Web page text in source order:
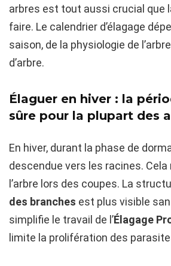
arbres est tout aussi crucial que
faire. Le calendrier d’élagage
saison, de la physiologie de
d’arbre.
Élaguer en hiver : la
sûre pour la plupart des
En hiver, durant la phase de
descendue vers les racines.
l’arbre lors des coupes. La
des branches est plus visible
simplifie le travail de l’Élagage
limite la prolifération des